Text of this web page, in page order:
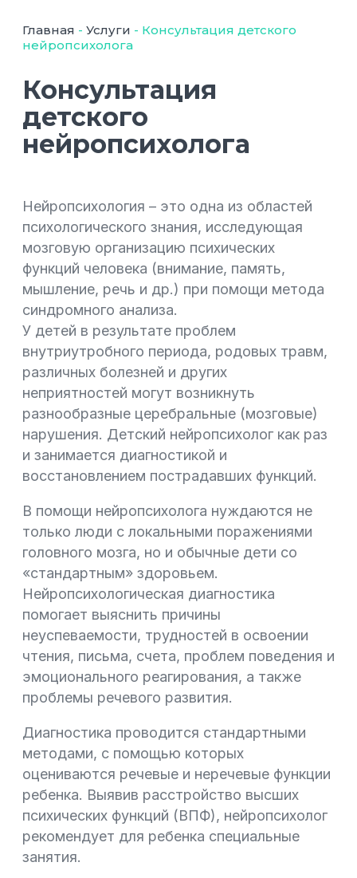
Главная - Услуги - Консультация детского
нейропсихолога
Консультация
детского
нейропсихолога
Нейропсихология – это одна из областей
психологического знания, исследующая
мозговую организацию психических
функций человека (внимание, память,
мышление, речь и др.) при помощи метода
синдромного анализа.
У детей в результате проблем
внутриутробного периода, родовых травм,
различных болезней и других
неприятностей могут возникнуть
разнообразные церебральные (мозговые)
нарушения. Детский нейропсихолог как раз
и занимается диагностикой и
восстановлением пострадавших функций.
В помощи нейропсихолога нуждаются не
только люди с локальными поражениями
головного мозга, но и обычные дети со
«стандартным» здоровьем.
Нейропсихологическая диагностика
помогает выяснить причины
неуспеваемости, трудностей в освоении
чтения, письма, счета, проблем поведения и
эмоционального реагирования, а также
проблемы речевого развития.
Диагностика проводится стандартными
методами, с помощью которых
оцениваются речевые и неречевые функции
ребенка. Выявив расстройство высших
психических функций (ВПФ), нейропсихолог
рекомендует для ребенка специальные
занятия.